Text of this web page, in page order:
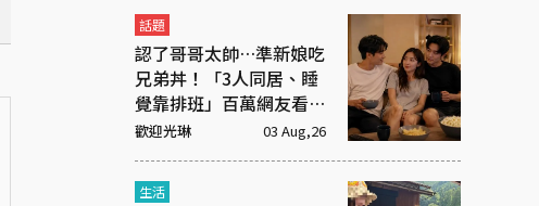
話題
認了哥哥太帥…準新娘吃
兄弟丼！「3人同居、睡
覺靠排班」百萬網友看傻
眼
歡迎光琳 03 Aug,26
生活